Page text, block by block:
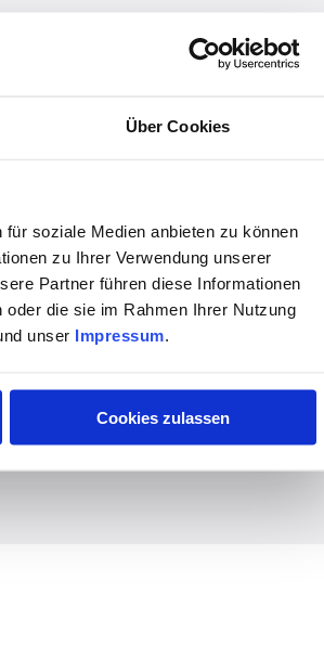
Über Cookies
soziale Medien anbieten zu können
zu Ihrer Verwendung unserer
Partner führen diese Informationen
die sie im Rahmen Ihrer Nutzung
unser Impressum.
Cookies zulassen